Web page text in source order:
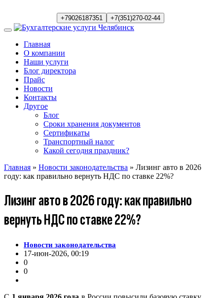
+79026187351 +7(351)270-02-44
Главная
О компании
Наши услуги
Блог директора
Прайс
Новости
Контакты
Другое
Блог
Сроки хранения документов
Сертификаты
Транспортный налог
Какой сегодня праздник?
Главная » Новости законодательства » Лизинг авто в 2026
году: как правильно вернуть НДС по ставке 22%?
Лизинг авто в 2026 году: как правильно
вернуть НДС по ставке 22%?
Новости законодательства
17-июн-2026, 00:19
0
0